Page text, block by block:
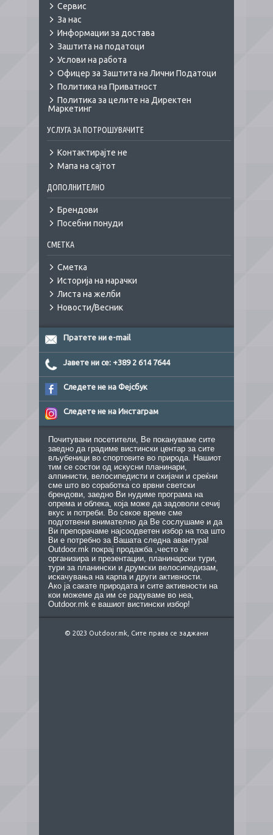
Сервис
За нас
Информации за достава
Заштита на податоци
Услови на работа
Офицер за Заштита на Лични Податоци
Политика на Приватност
Политика за целите на Директен
Маркетинг
УСЛУГА ЗА ПОТРОШУВАЧИТЕ
Контактирајте не
Мапа на сајтот
ДОПОЛНИТЕЛНО
Брендови
Посебни понуди
СМЕТКА
Сметка
Историја на нарачки
Листа на желби
Новости/Весник
Пратете ни e-mail
Јавете ни се: +389 2 614 7644
Следете не на Фејсбук
Следете не на Инстаграм
Почитувани посетители, Ве покануваме сите
заедно да градиме вистински центар за сите
вљубеници во спортовите во природа. Нашиот
тим се состои од искусни планинари,
алпинисти, велосипедисти и скијачи и среќни
сме што во соработка со врвни светски
брендови, заедно Ви нудиме програма на
опрема и облека, која може да задоволи сечиј
вкус и потреби. Во секое време сме
подготвени внимателно да Ве сослушаме и да
Ви препорачаме најсоодветен избор на тоа што
Ви е потребно за Вашата следна авантура!
Outdoor.mk покрај продажба ,често ќе
организира и презентации, планинарски тури,
тури за планински и друмски велосипедизам,
искачувања на карпа и други активности.
Ако ја сакате природата и сите активности на
кои можеме да им се радуваме во неа,
Outdoor.mk е вашиот вистински избор!
© 2023 Outdoor.mk, Сите права се заджани